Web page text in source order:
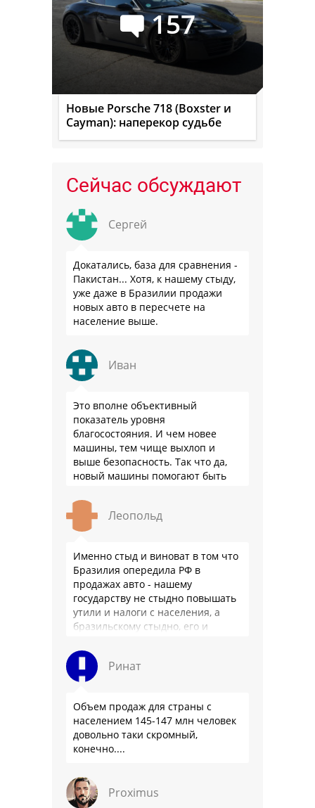
157
Новые Porsche 718 (Boxster и
Cayman): наперекор судьбе
Сейчас обсуждают
Сергей
Докатались, база для сравнения -
Пакистан... Хотя, к нашему стыду,
уже даже в Бразилии продажи
новых авто в пересчете на
население выше.
Иван
Это вполне объективный
показатель уровня
благосостояния. И чем новее
машины, тем чище выхлоп и
выше безопасность. Так что да,
новый машины помогают быть
Леопольд
Именно стыд и виноват в том что
Бразилия опередила РФ в
продажах авто - нашему
государству не стыдно повышать
утили и налоги с населения, а
бразильскому стыдно, его и
Ринат
Объем продаж для страны с
населением 145-147 млн человек
довольно таки скромный,
конечно....
Proximus